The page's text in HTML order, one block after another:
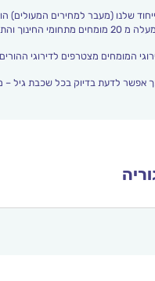
שלנו (מעבר למחירים המעולים)
החינוך והתפתחות הילד מדרגים אצלנו כל הזמן את עולם הילדים.
המומחים מצטרפים לדירוגי
אפשר לדעת בדיוק בכל שכבת גיל –